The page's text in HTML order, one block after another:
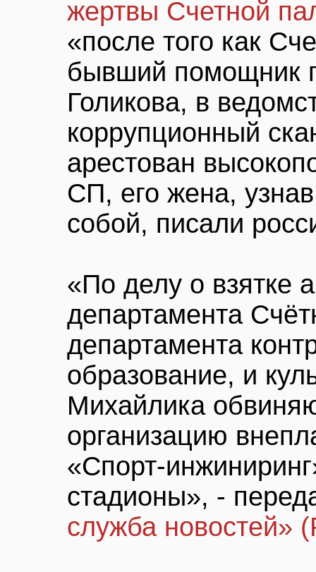
жертвы Счетной
«после того как
бывший помощник
Голикова, в
коррупционный
арестован
СП, его жена,
собой, писали
«По делу о взятке
департамента
департамента
образование, и
Михайлика
организацию
«Спорт-
стадионы», -
служба новостей»